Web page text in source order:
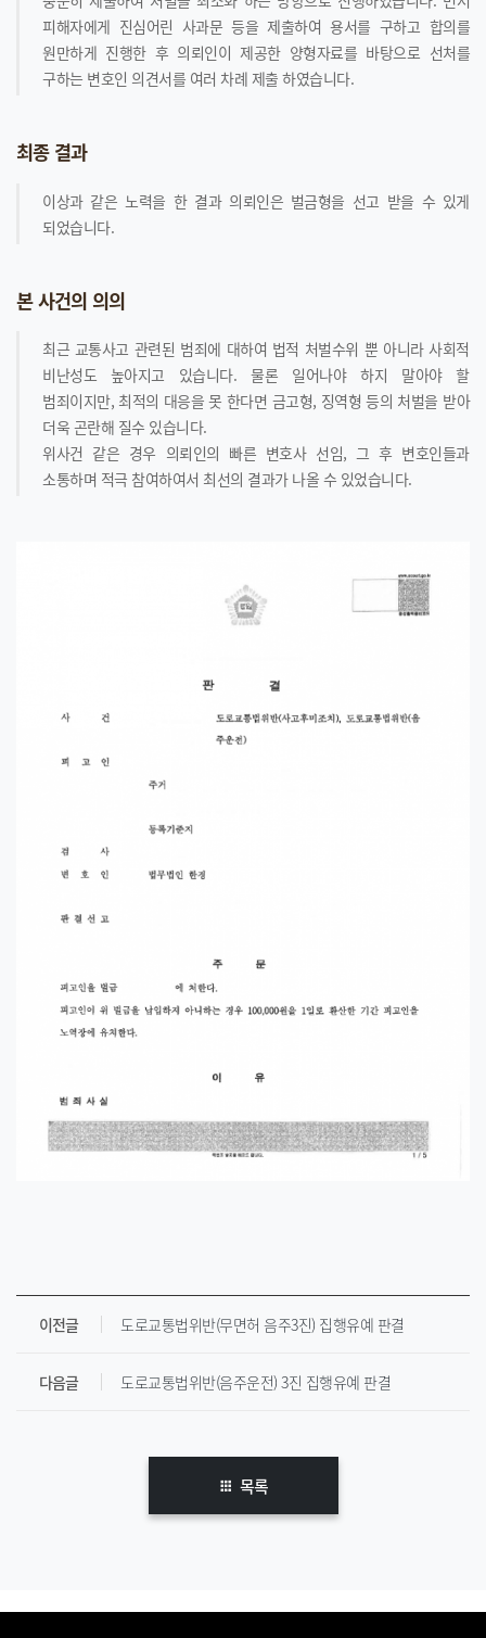
피해자에게 진심어린 사과문 등을 제출하여 용서를 구하고 합의를
원만하게 진행한 후 의뢰인이 제공한 양형자료를 바탕으로 선처를
구하는 변호인 의견서를 여러 차례 제출 하였습니다.
최종 결과
이상과 같은 노력을 한 결과 의뢰인은 벌금형을 선고 받을 수 있게
되었습니다.
본 사건의 의의
최근 교통사고 관련된 범죄에 대하여 법적 처벌수위 뿐 아니라 사회적
비난성도 높아지고 있습니다. 물론 일어나야 하지 말아야 할
범죄이지만, 최적의 대응을 못 한다면 금고형, 징역형 등의 처벌을 받아
더욱 곤란해 질수 있습니다.
위사건 같은 경우 의뢰인의 빠른 변호사 선임, 그 후 변호인들과
소통하며 적극 참여하여서 최선의 결과가 나올 수 있었습니다.
이전글 도로교통법위반(무면허 음주3진) 집행유예 판결
다음글 도로교통법위반(음주운전) 3진 집행유예 판결
목록